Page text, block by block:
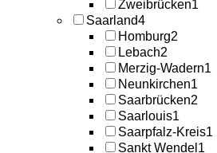
Zweibrücken1
Saarland4
Homburg2
Lebach2
Merzig-Wadern1
Neunkirchen1
Saarbrücken2
Saarlouis1
Saarpfalz-Kreis1
Sankt Wendel 1